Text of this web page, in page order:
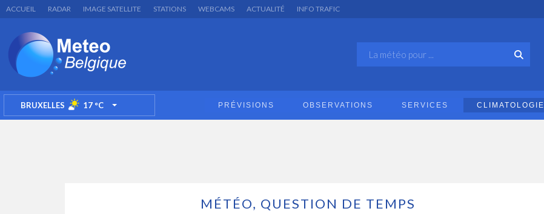
ACCUEIL RADAR IMAGE SATELLITE STATIONS WEBCAMS ACTUALITÉ INFO TRAFIC
BRUXELLES 17°C TOGGLE DROPDOWN PRÉVISIONS OBSERVATIONS SERVICES CLIMATOLOGIE
MÉTÉO, QUESTION DE TEMPS